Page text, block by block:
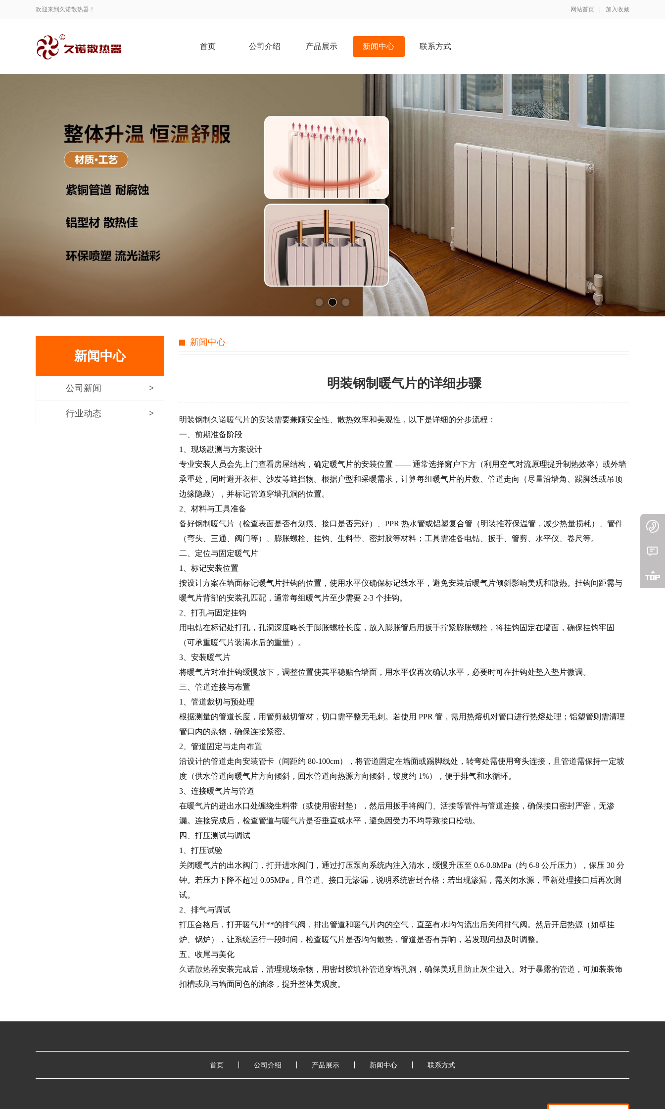
欢迎来到久诺散热器！ 网站首页 加入收藏
首页 公司介绍 产品展示 新闻中心 联系方式
新闻中心
公司新闻
行业动态
新闻中心
明装钢制暖气片的详细步骤
明装钢制 久诺暖气片的安装需要兼顾安全性、散热效率和美观性，以下是详细的分步流程：
一、前期准备阶段
1、现场勘测与方案设计
专业安装人员会先上门查看房屋结构，确定暖气片的安装位置 —— 通常选择窗户下方（利用空气对流原理提升制热效率）或外墙
承重处，同时避开衣柜、沙发等遮挡物。根据户型和采暖需求，计算每组暖气片的片数、管道走向（尽量沿墙角、踢脚线或吊顶
边缘隐藏），并标记管道穿墙孔洞的位置。
2、材料与工具准备
备好钢制暖气片（检查表面是否有划痕、接口是否完好）、PPR 热水管或铝塑复合管（明装推荐保温管，减少热量损耗）、管件
（弯头、三通、阀门等）、膨胀螺栓、挂钩、生料带、密封胶等材料；工具需准备电钻、扳手、管剪、水平仪、卷尺等。
二、定位与固定暖气片
1、标记安装位置
按设计方案在墙面标记暖气片挂钩的位置，使用水平仪确保标记线水平，避免安装后暖气片倾斜影响美观和散热。挂钩间距需与
暖气片背部的安装孔匹配，通常每组暖气片至少需要 2-3 个挂钩。
2、打孔与固定挂钩
用电钻在标记处打孔，孔洞深度略长于膨胀螺栓长度，放入膨胀管后用扳手拧紧膨胀螺栓，将挂钩固定在墙面，确保挂钩牢固
（可承重暖气片装满水后的重量）。
3、安装暖气片
将暖气片对准挂钩缓慢放下，调整位置使其平稳贴合墙面，用水平仪再次确认水平，必要时可在挂钩处垫入垫片微调。
三、管道连接与布置
1、管道裁切与预处理
根据测量的管道长度，用管剪裁切管材，切口需平整无毛刺。若使用 PPR 管，需用热熔机对管口进行热熔处理；铝塑管则需清理
管口内的杂物，确保连接紧密。
2、管道固定与走向布置
沿设计的管道走向安装管卡（间距约 80-100cm），将管道固定在墙面或踢脚线处，转弯处需使用弯头连接，且管道需保持一定坡
度（供水管道向暖气片方向倾斜，回水管道向热源方向倾斜，坡度约 1%），便于排气和水循环。
3、连接暖气片与管道
在暖气片的进出水口处缠绕生料带（或使用密封垫），然后用扳手将阀门、活接等管件与管道连接，确保接口密封严密，无渗
漏。连接完成后，检查管道与暖气片是否垂直或水平，避免因受力不均导致接口松动。
四、打压测试与调试
1、打压试验
关闭暖气片的出水阀门，打开进水阀门，通过打压泵向系统内注入清水，缓慢升压至 0.6-0.8MPa（约 6-8 公斤压力），保压 30 分
钟。若压力下降不超过 0.05MPa，且管道、接口无渗漏，说明系统密封合格；若出现渗漏，需关闭水源，重新处理接口后再次测
试。
2、排气与调试
打压合格后，打开暖气片**的排气阀，排出管道和暖气片内的空气，直至有水均匀流出后关闭排气阀。然后开启热源（如壁挂
炉、锅炉），让系统运行一段时间，检查暖气片是否均匀散热，管道是否有异响，若发现问题及时调整。
五、收尾与美化
久诺散热器安装完成后，清理现场杂物，用密封胶填补管道穿墙孔洞，确保美观且防止灰尘进入。对于暴露的管道，可加装装饰
扣槽或刷与墙面同色的油漆，提升整体美观度。
首页 公司介绍 产品展示 新闻中心 联系方式


